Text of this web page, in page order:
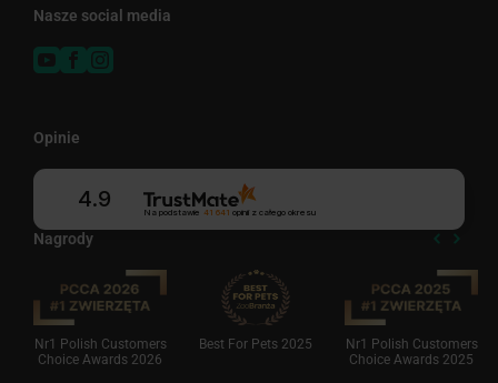
Nasze social media
Nagrody
Nr1 Polish Customers
Choice Awards 2026
Best For Pets 2025
Nr1 Polish Customers
Choice Awards 2025
Opinie
4.9
Na podstawie 41 641 opinii z całego okresu